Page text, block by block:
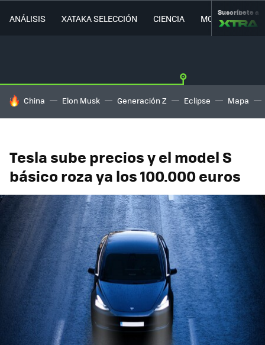
ANÁLISIS XATAKA SELECCIÓN CIENCIA MOVILIDAD
Suscríbete a
HOY SE HABLA DE
China Elon Musk Generación Z Eclipse Mapa
Tesla sube precios y el model S
básico roza ya los 100.000 euros